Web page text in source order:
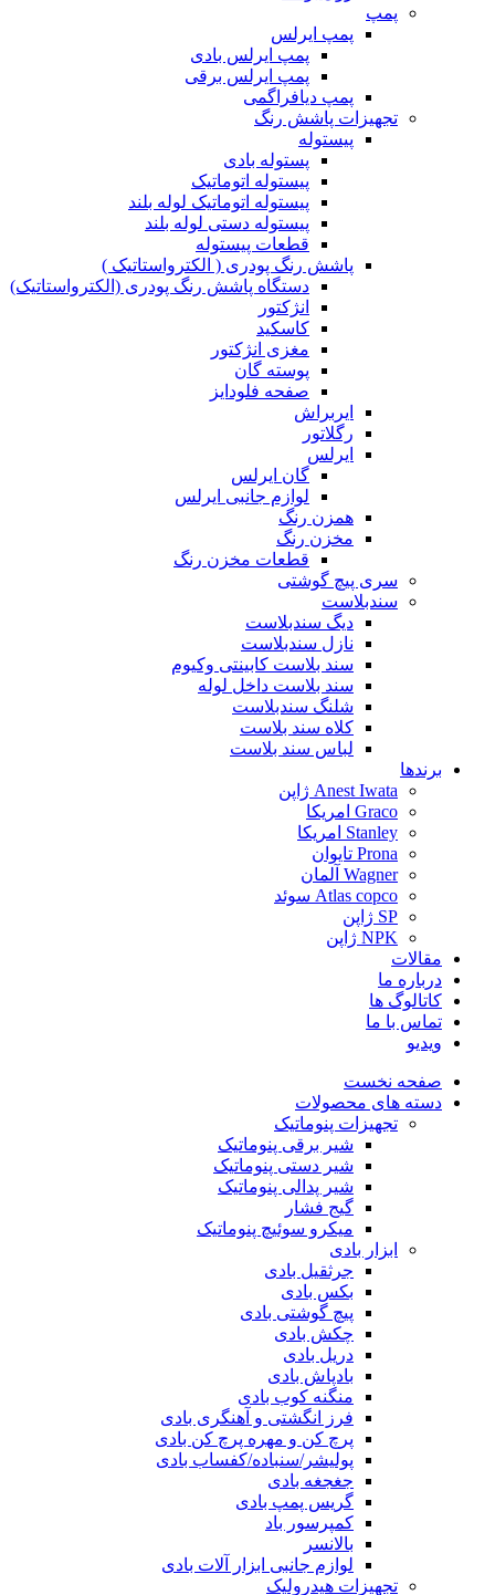
پمپ
پمپ ایرلس
پمپ ایرلس بادی
پمپ ایرلس برقی
پمپ دیافراگمی
تجهیزات پاشش رنگ
پیستوله
پستوله بادی
پیستوله اتوماتیک
پیستوله اتوماتیک لوله بلند
پیستوله دستی لوله بلند
قطعات پیستوله
پاشش رنگ پودری ( الکترواستاتیک )
دستگاه پاشش رنگ پودری (الکترواستاتیک)
انژکتور
کاسکید
مغزی انژکتور
پوسته گان
صفحه فلودایز
ایربراش
رگلاتور
ایرلس
گان ایرلس
لوازم جانبی ایرلس
همزن رنگ
مخزن رنگ
قطعات مخزن رنگ
سری پیچ گوشتی
سندبلاست
دیگ سندبلاست
نازل سندبلاست
سند بلاست کابینتی وکیوم
سند بلاست داخل لوله
شلنگ سندبلاست
کلاه سند بلاست
لباس سند بلاست
برندها
Anest Iwata ژاپن
Graco امریکا
Stanley امریکا
Prona تایوان
Wagner آلمان
Atlas copco سوئد
SP ژاپن
NPK ژاپن
مقالات
درباره ما
کاتالوگ ها
تماس با ما
ویدیو
صفحه نخست
دسته های محصولات
تجهیزات پنوماتیک
شیر برقی پنوماتیک
شیر دستی پنوماتیک
شیر پدالی پنوماتیک
گیج فشار
میکرو سوئیچ پنوماتیک
ابزار بادی
جرثقیل بادی
بکس بادی
پیچ گوشتی بادی
چکش بادی
دریل بادی
بادپاش بادی
منگنه کوب بادی
فرز انگشتی و آهنگری بادی
پرچ کن و مهره پرچ کن بادی
پولیشر/سنباده/کفساب بادی
جغجغه بادی
گریس پمپ بادی
کمپرسور باد
بالانسر
لوازم جانبی ابزار آلات بادی
تجهیزات هیدرولیک